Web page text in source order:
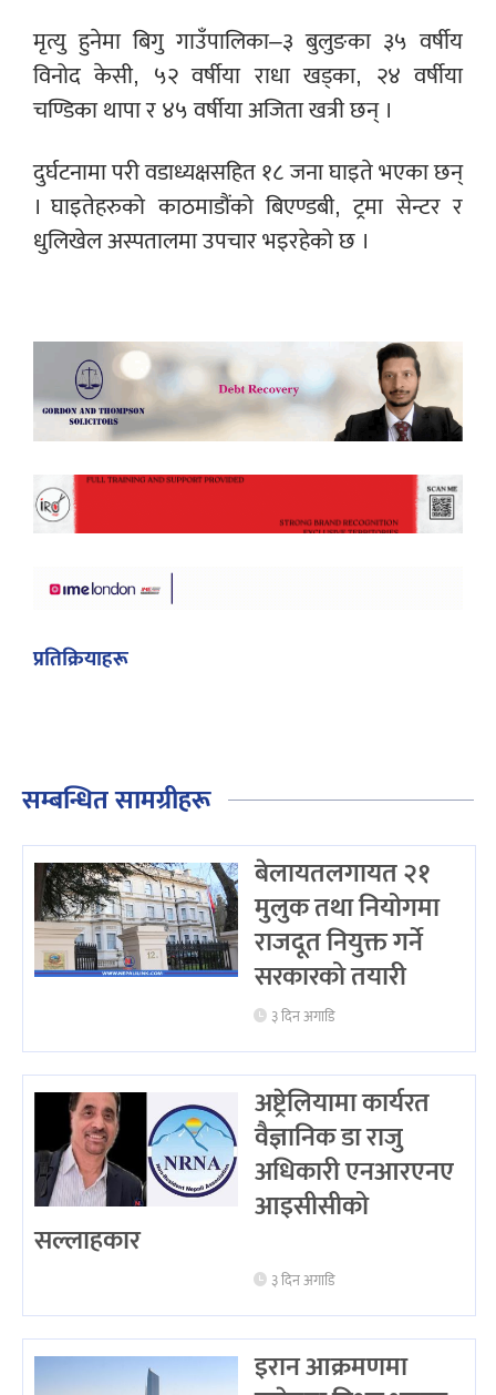
मृत्यु हुनेमा बिगु गाउँपालिका–३ बुलुङका ३५ वर्षीय
विनोद केसी, ५२ वर्षीया राधा खड्का, २४ वर्षीया
चण्डिका थापा र ४५ वर्षीया अजिता खत्री छन् ।
दुर्घटनामा परी वडाध्यक्षसहित १८ जना घाइते भएका छन्
। घाइतेहरुको काठमाडौंको बिएण्डबी, ट्रमा सेन्टर र
धुलिखेल अस्पतालमा उपचार भइरहेको छ ।
प्रतिक्रियाहरू
सम्बन्धित सामग्रीहरू
बेलायतलगायत २१
मुलुक तथा नियोगमा
राजदूत नियुक्त गर्ने
सरकारको तयारी
३ दिन अगाडि
अष्ट्रेलियामा कार्यरत
वैज्ञानिक डा राजु
अधिकारी एनआरएनए
आइसीसीको
सल्लाहकार
३ दिन अगाडि
इरान आक्रमणमा